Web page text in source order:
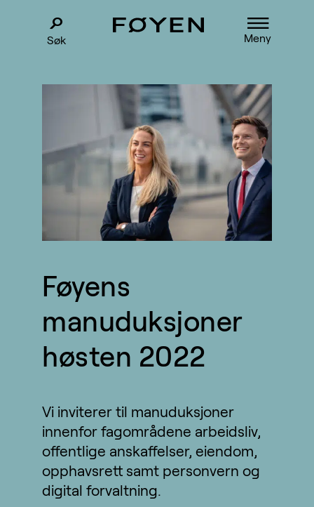
Søk Meny
Føyens
manuduksjoner
høsten 2022
Vi inviterer til manuduksjoner
innenfor fagområdene arbeidsliv,
offentlige anskaffelser, eiendom,
opphavsrett samt personvern og
digital forvaltning.